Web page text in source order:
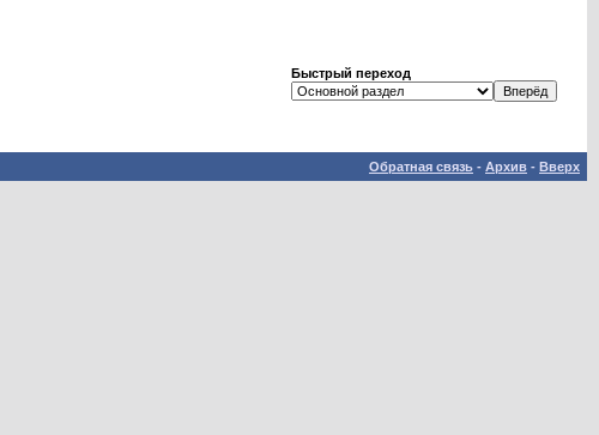
Быстрый переход
Обратная связь - Архив - Вверх